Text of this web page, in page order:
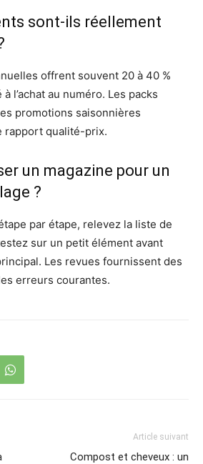
sont-ils réellement
offrent souvent 20 à 40 %
l’achat au numéro. Les packs
promotions saisonnières
rapport qualité-prix.
un magazine pour un
?
par étape, relevez la liste de
sur un petit élément avant
Les revues fournissent des
erreurs courantes.
Article suivant
Compost et cheveux : un